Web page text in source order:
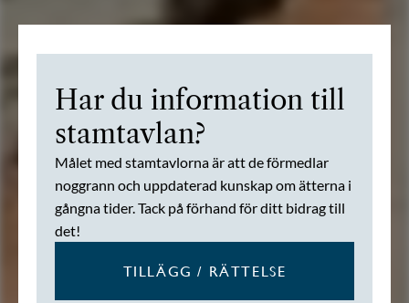
Har du information till
stamtavlan?
Målet med stamtavlorna är att de förmedlar
noggrann och uppdaterad kunskap om ätterna i
gångna tider. Tack på förhand för ditt bidrag till
det!
TILLÄGG / RÄTTELSE